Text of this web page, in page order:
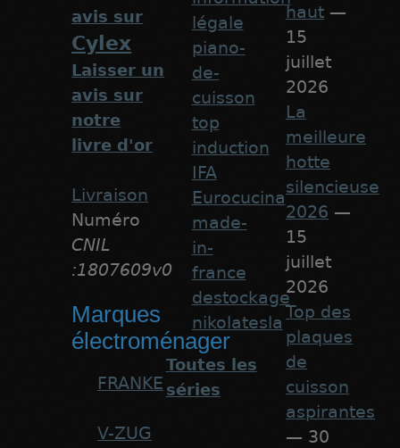
avis sur
Cylex
Laisser un
avis sur
notre
livre d'or
Livraison
Numéro
CNIL
:1807609v0
Marques
électroménager
FRANKE
V-ZUG
légale
piano-
de-
cuisson
top
induction
IFA
Eurocucina
made-
in-
france
destockage
nikolatesla
Toutes les
séries
haut —
15
juillet
2026
La
meilleure
hotte
silencieuse
2026 —
15
juillet
2026
Top des
plaques
de
cuisson
aspirantes
— 30